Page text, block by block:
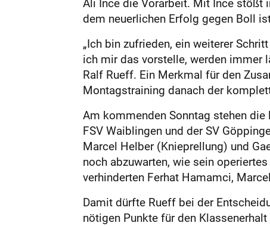
dem neuerlichen Erfolg gegen Boll
„Ich bin zufrieden, ein weiterer
ich mir das vorstelle, werden immer
Ralf Rueff. Ein Merkmal für den
Montagstraining danach der
Am kommenden Sonntag stehen
FSV Waiblingen und der SV
Marcel Helber (Knieprellung) und
noch abzuwarten, wie sein
verhinderten Ferhat Hamamci,
Damit dürfte Rueff bei der
nötigen Punkte für den